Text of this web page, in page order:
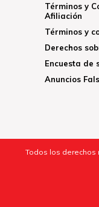
Términos y
Afiliación
Términos y
Derechos
Encuesta de
Anuncios
Todos los